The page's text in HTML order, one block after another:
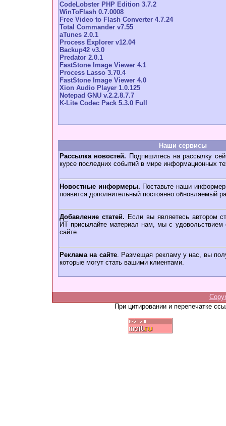
CodeLobster PHP Edition 3.7.2
WinToFlash 0.7.0008
Free Video to Flash Converter 4.7.24
Total Commander v7.55
aTunes 2.0.1
Process Explorer v12.04
Backup42 v3.0
Predator 2.0.1
FastStone Image Viewer 4.1
Process Lasso 3.70.4
FastStone Image Viewer 4.0
Xion Audio Player 1.0.125
Notepad GNU v.2.2.8.7.7
K-Lite Codec Pack 5.3.0 Full
Наши сервисы
Рассылка новостей. Подпишитесь на рассылку
курсе последних событий в мире информационных
Новостные информеры. Поставьте наши
появится дополнительный постоянно обновляемый
Добавление статей. Если вы являетесь автором
ИТ присылайте материал нам, мы с удовольствием
сайте.
Реклама на сайте. Размещая рекламу у нас, вы
которые могут стать вашими клиентами.
При цитировании и перепечатке